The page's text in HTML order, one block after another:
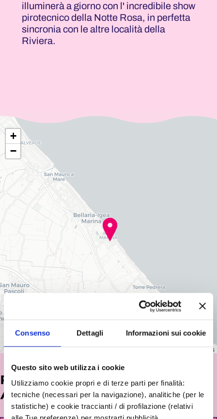
Consenso Dettagli Informazioni sui cookie
Questo sito web utilizza i cookie
Utilizziamo cookie propri e di terze parti per finalità:
tecniche (necessari per la navigazione), analitiche (per le
statistiche) e cookie traccianti / di profilazione (relativi
illuminerà a giorno con l' incredibile show
pirotecnico della Notte Rosa, in perfetta
sincronia con le altre località della
Riviera.
+
−
Leaflet|©OpenStreetMapcontributors
POTREBBE INTERESSARTI
ANCHE...